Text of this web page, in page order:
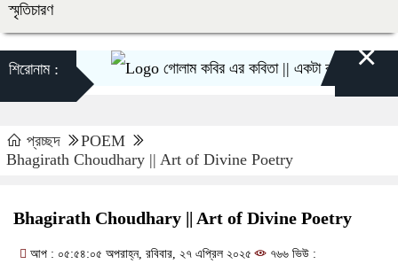
স্মৃতিচারণ
শিরোনাম : গোলাম কবির এর কবিতা || একটা কাঙ্ক্ষিত স্বপ্নের
×
প্রচ্ছদ
POEM
Bhagirath Choudhary || Art of Divine Poetry
Bhagirath Choudhary || Art of Divine Poetry
আপ : ০৫:৫৪:০৫ অপরাহ্ন, রবিবার, ২৭ এপ্রিল ২০২৫ ৭৬৬ ভিউ :